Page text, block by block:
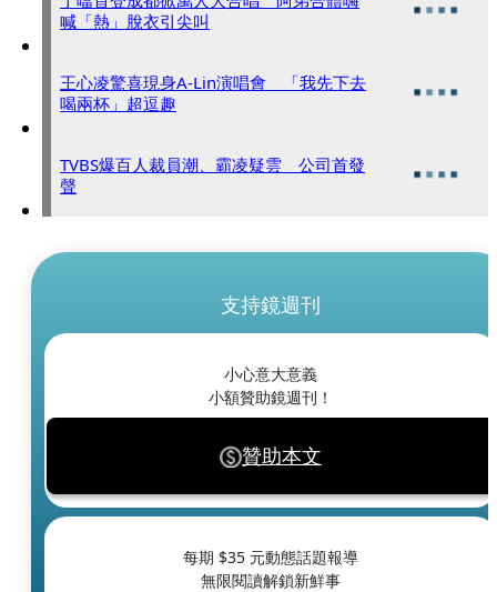
喊「熱」脫衣引尖叫
王心凌驚喜現身A-Lin演唱會 「我先下去
喝兩杯」超逗趣
TVBS爆百人裁員潮、霸凌疑雲 公司首發
聲
支持鏡週刊
小心意大意義
小額贊助鏡週刊！
贊助本文
每期 $35 元動態話題報導
無限閱讀解鎖新鮮事